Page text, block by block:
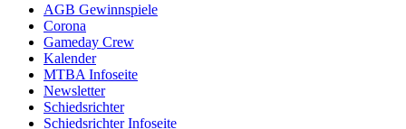
AGB Gewinnspiele
Corona
Gameday Crew
Kalender
MTBA Infoseite
Newsletter
Schiedsrichter
Schiedsrichter Infoseite